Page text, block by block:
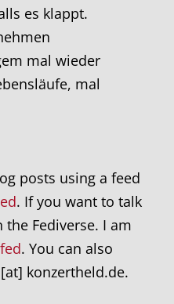
es klappt.
mal wieder
mal
posts using a feed
. If you want to talk
Fediverse. I am
. You can also
konzertheld.de.